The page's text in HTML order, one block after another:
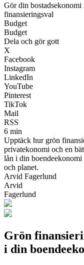
Gör din bostadsekonomi
finansieringsval
Budget
Budget
Dela och gör gott
X
Facebook
Instagram
LinkedIn
YouTube
Pinterest
TikTok
Mail
RSS
6 min
Upptäck hur grön
privatekonomi och en
lån i din
och planet.
Arvid Fagerlund
Arvid
Fagerlund
Grön
i din